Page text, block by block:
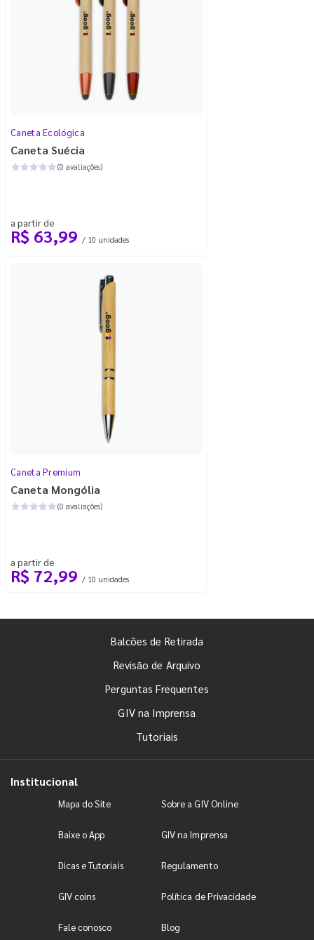
Caneta Ecológica
Caneta Suécia
(0 avaliações)
a partir de
R$ 63,99 / 10 unidades
Caneta Premium
Caneta Mongólia
(0 avaliações)
a partir de
R$ 72,99 / 10 unidades
Balcões de Retirada
Revisão de Arquivo
Perguntas Frequentes
GIV na Imprensa
Tutoriais
Institucional
Mapa do Site Sobre a GIV Online
Baixe o App GIV na Imprensa
Dicas e Tutoriais Regulamento
GIV coins Política de Privacidade
Fale conosco Blog